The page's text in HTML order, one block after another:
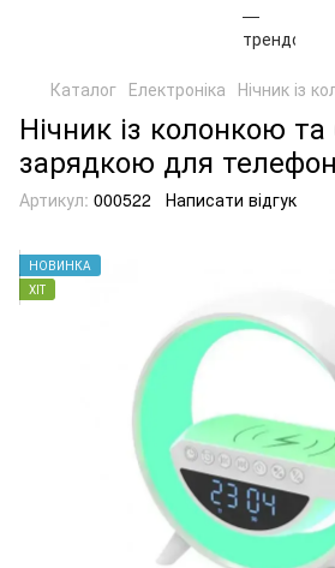
Каталог Електроніка Нічник із
Нічник із колонкою
зарядкою для
Артикул: 000522 Написати відгук
НОВИНКА
ХІТ